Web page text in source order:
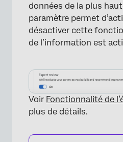
données de la plus
paramètre permet
désactiver cette
de l’information est
Voir Fonctionnalité de
plus de détails.